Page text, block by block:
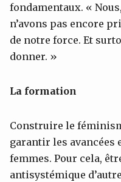
fondamentaux. «
n’avons pas encore
de notre force. Et
donner. »
La formation
Construire le
garantir les avancées
femmes. Pour cela,
antisystémique